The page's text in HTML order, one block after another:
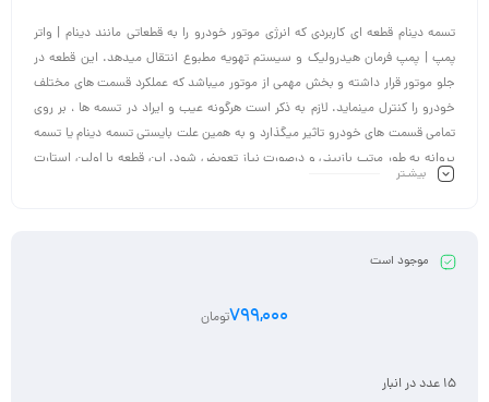
تسمه دینام قطعه ای کاربردی که انرژی موتور خودرو را به قطعاتی مانند دینام | واتر
پمپ | پمپ فرمان هیدرولیک و سیستم تهویه مطبوع انتقال میدهد. این قطعه در
جلو موتور قرار داشته و بخش مهمی از موتور میباشد که عملکرد قسمت های مختلف
خودرو را کنترل مینماید. لازم به ذکر است هرگونه عیب و ایراد در تسمه ها ، بر روی
تمامی قسمت های خودرو تاثیر میگذارد و به همین علت بایستی تسمه دینام یا تسمه
پروانه به طور مرتب بازبینی و درصورت نیاز تعویض شود. این قطعه با اولین استارت
همگام با روشن شدن خودرو ، شروع به چرخش نموده و قطعاتی که به آن ها متصل
این نیرو به باتری انتقال پیدا کرده و سبب شارژ آن میشود
بیشـتر
موجود است
799,000تومان
15 عدد در انبار